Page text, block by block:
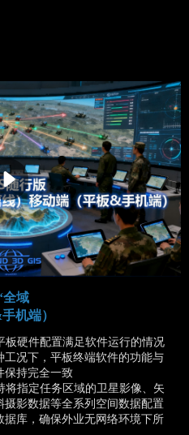
全域
机端）
板硬件配置满足软件运行的情况
况下，平板终端软件的功能与
保持完全一致
指定任务区域的卫星影像、矢
影数据等全系列空间数据配置
库，确保外业无网络环境下所